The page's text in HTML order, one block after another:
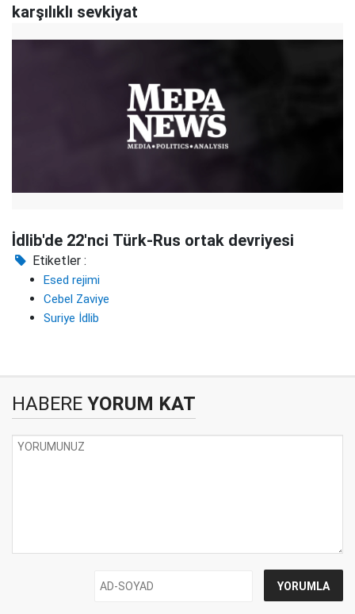
karşılıklı sevkiyat
İdlib'de 22'nci Türk-Rus ortak devriyesi
Etiketler :
Esed rejimi
Cebel Zaviye
Suriye İdlib
HABERE YORUM KAT